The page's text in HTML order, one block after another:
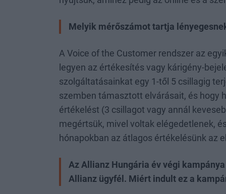
Melyik mérőszámot tartja
A Voice of the Customer rendszer az
legyen az értékesítés vagy kárigény-
szolgáltatásainkat egy 1-től 5 csillagig
szemben támasztott elvárásait, és hogy
értékelést (3 csillagot vagy annál
megértsük, mivel voltak elégedetlenek,
hónapokban az átlagos értékelésünk az
Az Allianz Hungária év végi
Allianz ügyfél. Miért indult ez a